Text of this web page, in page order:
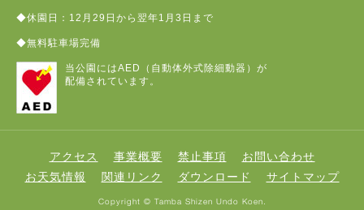
◆休園日：12月29日から翌年1月3日まで
◆無料駐車場完備
当公園にはAED（自動体外式除細動器）が
配備されています。
アクセス 事業概要 禁止事項
お問い合わせ
お天気情報
関連リンク ダウンロード サイトマップ
Copyright © Tamba Shizen Undo Koen.